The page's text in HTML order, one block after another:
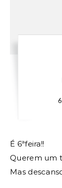
É 6ªfeira!!
Querem um
Mas